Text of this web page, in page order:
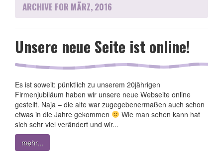
ARCHIVE FOR MÄRZ, 2016
Unsere neue Seite ist online!
Es ist soweit: pünktlich zu unserem 20jährigen
Firmenjubiläum haben wir unsere neue Webseite online
gestellt. Naja – die alte war zugegebenermaßen auch schon
etwas in die Jahre gekommen
Wie man sehen kann hat
sich sehr viel verändert und wir...
mehr...